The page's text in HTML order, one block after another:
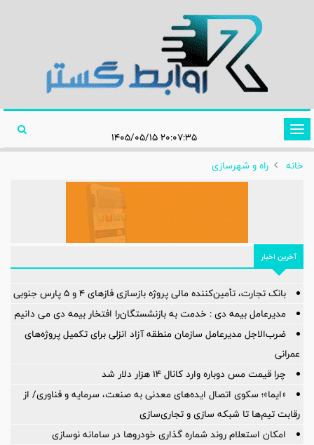
تغییر
وضعیت
ناوبری
۲۰:۰۷:۳۵ ۱۴۰۵/۰۵/۱۵
خانه
راه و شهرسازی
آخرین اخبار
بانک تجارت، تأمین‌کننده مالی پروژه بازسازی فازهای ۴ و ۵ پارس جنوبی
مدیرعامل بیمه دی : خدمت به بازنشستگان‌را افتخار بیمه دی می دانیم
ضرب‌الاجل مدیرعامل سازمان منطقه آزاد انزلی برای تكمیل پروژه‌های
عمرانی
چرا قیمت مس دوباره وارد کانال ۱۴ هزار دلار شد
«ایما»؛ سکوی اتصال ایده‌های معدنی به صنعت، سرمایه و فناوری/ از
رقابت تیم‌ها تا شبکه سازی و تجاری‌سازی
امکان استعلام روند شماره گذاری خودروها در سامانه نوسازی